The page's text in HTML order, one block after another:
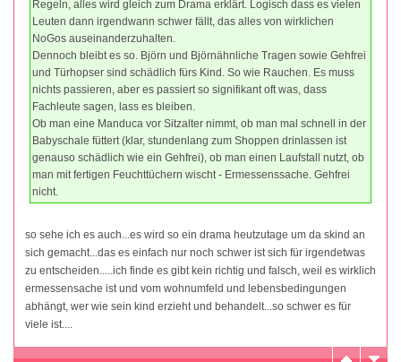
Regeln, alles wird gleich zum Drama erklärt. Logisch dass es vielen
Leuten dann irgendwann schwer fällt, das alles von wirklichen
NoGos auseinanderzuhalten.
Dennoch bleibt es so. Björn und Björnähnliche Tragen sowie Gehfrei
und Türhopser sind schädlich fürs Kind. So wie Rauchen. Es muss
nichts passieren, aber es passiert so signifikant oft was, dass
Fachleute sagen, lass es bleiben.
Ob man eine Manduca vor Sitzalter nimmt, ob man mal schnell in der
Babyschale füttert (klar, stundenlang zum Shoppen drinlassen ist
genauso schädlich wie ein Gehfrei), ob man einen Laufstall nutzt, ob
man mit fertigen Feuchttüchern wischt - Ermessenssache. Gehfrei
nicht.
so sehe ich es auch...es wird so ein drama heutzutage um da skind an
sich gemacht...das es einfach nur noch schwer ist sich für irgendetwas
zu entscheiden.....ich finde es gibt kein richtig und falsch, weil es wirklich
ermessensache ist und vom wohnumfeld und lebensbedingungen
abhängt, wer wie sein kind erzieht und behandelt...so schwer es für
viele ist....